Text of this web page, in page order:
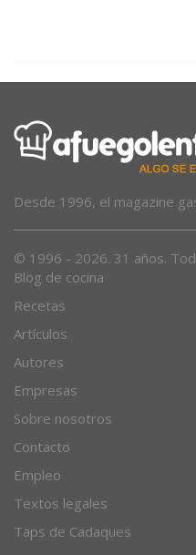
Desde 1996, el magazine
© 1996 - 2026. 31 años.
Blog de cocina
Recetas
Artículos
Autores
Empresas
Sobre nosotros
Contacto
Empleo
Textos legales
Taps de Cadaques